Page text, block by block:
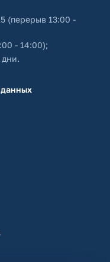
(перерыв 13:00 -
- 14:00);
дни.